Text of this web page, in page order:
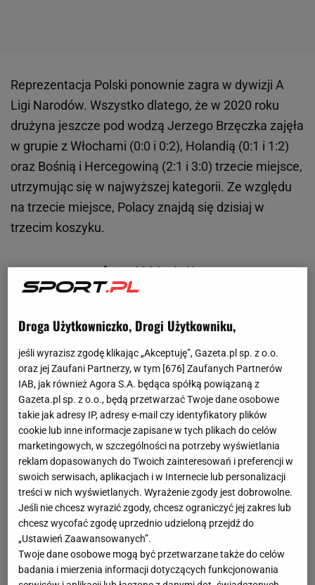
Reprezentacja Polski ponownie zagra w dywizji A
Ligi Narodów. Wszystko dlatego, że w 2020 roku
drużyna jeszcze pod wodzą Jerzego Brzęczka zajęła
w grupie z Włochami (0:0 i 0:2), Holandią (0:1 i 1:2)
oraz Bośnią i Hercegowiną (2:1 i 3:0) trzecie miejsce,
utrzymując się w najwyższej kategorii. Ze względu
na trzecie miejsce, Polacy znajdą się dzisiaj w
trzecim koszyku.
Droga Użytkowniczko, Drogi Użytkowniku,
jeśli wyrazisz zgodę klikając „Akceptuję”, Gazeta.pl sp. z o.o.
oraz jej Zaufani Partnerzy, w tym [676] Zaufanych Partnerów
IAB, jak również Agora S.A. będąca spółką powiązaną z
Gazeta.pl sp. z o.o., będą przetwarzać Twoje dane osobowe
takie jak adresy IP, adresy e-mail czy identyfikatory plików
cookie lub inne informacje zapisane w tych plikach do celów
marketingowych, w szczególności na potrzeby wyświetlania
reklam dopasowanych do Twoich zainteresowań i preferencji w
swoich serwisach, aplikacjach i w Internecie lub personalizacji
treści w nich wyświetlanych. Wyrażenie zgody jest dobrowolne.
Jeśli nie chcesz wyrazić zgody, chcesz ograniczyć jej zakres lub
chcesz wycofać zgodę uprzednio udzieloną przejdź do
„Ustawień Zaawansowanych”.
Twoje dane osobowe mogą być przetwarzane także do celów
badania i mierzenia informacji dotyczących funkcjonowania